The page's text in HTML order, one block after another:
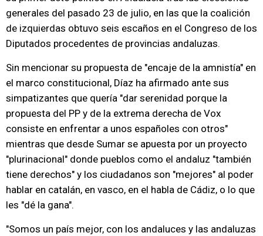
generales del pasado 23 de julio, en las que la coalición
de izquierdas obtuvo seis escaños en el Congreso de los
Diputados procedentes de provincias andaluzas.
Sin mencionar su propuesta de "encaje de la amnistía" en
el marco constitucional, Díaz ha afirmado ante sus
simpatizantes que quería "dar serenidad porque la
propuesta del PP y de la extrema derecha de Vox
consiste en enfrentar a unos españoles con otros"
mientras que desde Sumar se apuesta por un proyecto
"plurinacional" donde pueblos como el andaluz "también
tiene derechos" y los ciudadanos son "mejores" al poder
hablar en catalán, en vasco, en el habla de Cádiz, o lo que
les "dé la gana".
"Somos un país mejor, con los andaluces y las andaluzas